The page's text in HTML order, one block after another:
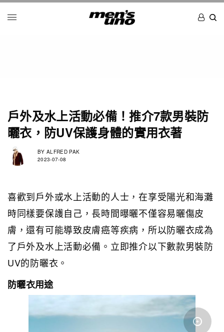
戶外及水上活動必備！推介7款男裝防
曬衣，防UV保護身體的實用衣著
BY ALFRED PAK
2023-07-08
喜歡到戶外或水上活動的人士，在享受陽光和海灘
時同樣要保護自己，長時間曝曬不僅容易曬傷皮
膚，還有可能導致皮膚癌等疾病，所以防曬衣成為
了戶外及水上活動必備。立即推介以下數款男裝防
UV的防曬衣。
防曬衣用途